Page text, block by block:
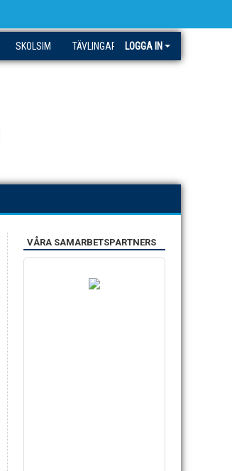
SKOLSIM TÄVLINGAR LOGGA IN
VÅRA SAMARBETSPARTNERS